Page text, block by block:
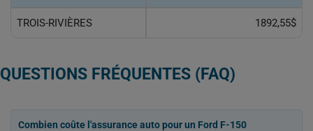
TROIS-RIVIÈRES 1892,55$
QUESTIONS FRÉQUENTES (FAQ)
Combien coûte l'assurance auto pour un Ford F-150